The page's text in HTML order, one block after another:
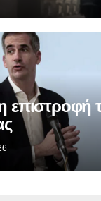
επιστροφή